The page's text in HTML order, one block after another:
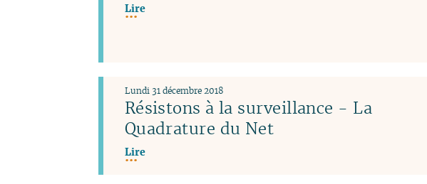
Lire
Résistons à la surveillance - La
Quadrature du Net
Lundi 31 décembre 2018
Lire